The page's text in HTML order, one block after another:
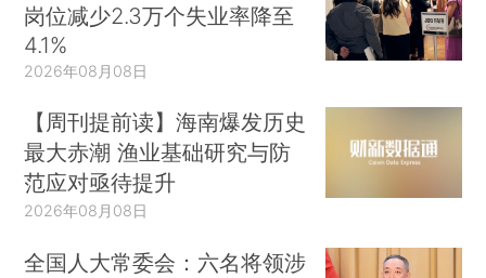
岗位减少2.3万个失业率降至
4.1%
2026年08月08日
【周刊提前读】海南爆发历史
最大赤潮 渔业基础研究与防
范应对亟待提升
2026年08月08日
全国人大常委会：六名将领涉